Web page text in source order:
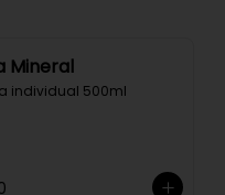
Mineral
individual 500ml